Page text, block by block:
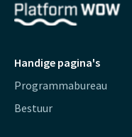
Handige pagina's
Programmabureau
Bestuur